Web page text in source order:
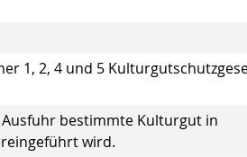
1, 2, 4 und 5
bestimmte Kulturgut in
wird.